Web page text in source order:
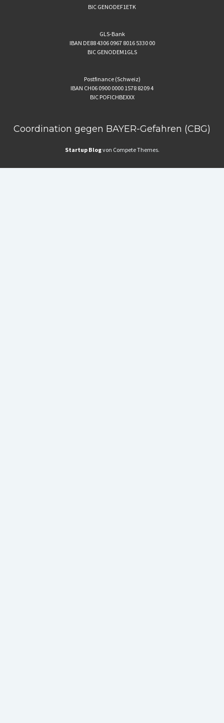
BIC GENODEF1ETK
GLS-Bank
IBAN DE88 4306 0967 8016 5330 00
BIC GENODEM1GLS
Postfinance (Schweiz)
IBAN CH06 0900 0000 1578 8209 4
BIC POFICHBEXXX
Coordination gegen BAYER-Gefahren (CBG)
Startup Blogvon Compete Themes.